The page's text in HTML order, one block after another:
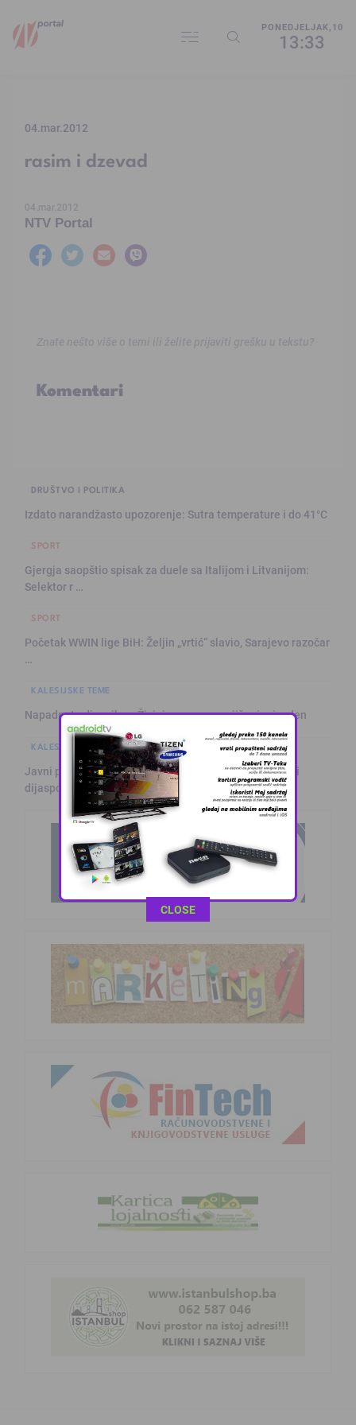
PONEDJELJAK,10
13:33
04.mar.2012
rasim i dzevad
04.mar.2012
NTV Portal
Komentari
DRUŠTVO I POLITIKA
Izdato narandžasto upozorenje: Sutra temperature i do 41°C
SPORT
Gjergja saopštio spisak za duele sa Italijom i Litvanijom:
Selektor r …
SPORT
Početak WWIN lige BiH: Željin „vrtić“ slavio, Sarajevo razočar
…
KALESIJSKE TEME
Napadnuta djevojka u Živinicama, osumnjičeni priveden
KALESIJSKE TEME
Javni poziv za prijavu za učešće na manifestaciji “Dani
dijaspore …
This popup will close in:
CLOSE